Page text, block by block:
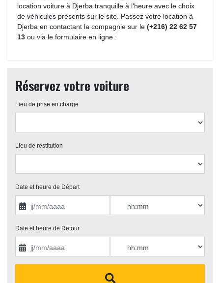
location voiture à Djerba tranquille à l'heure avec le choix
de véhicules présents sur le site. Passez votre location à
Djerba en contactant la compagnie sur le (+216) 22 62 57
13 ou via le formulaire en ligne :
Réservez votre voiture
Lieu de prise en charge
Lieu de restitution
Date et heure de Départ
Date et heure de Retour